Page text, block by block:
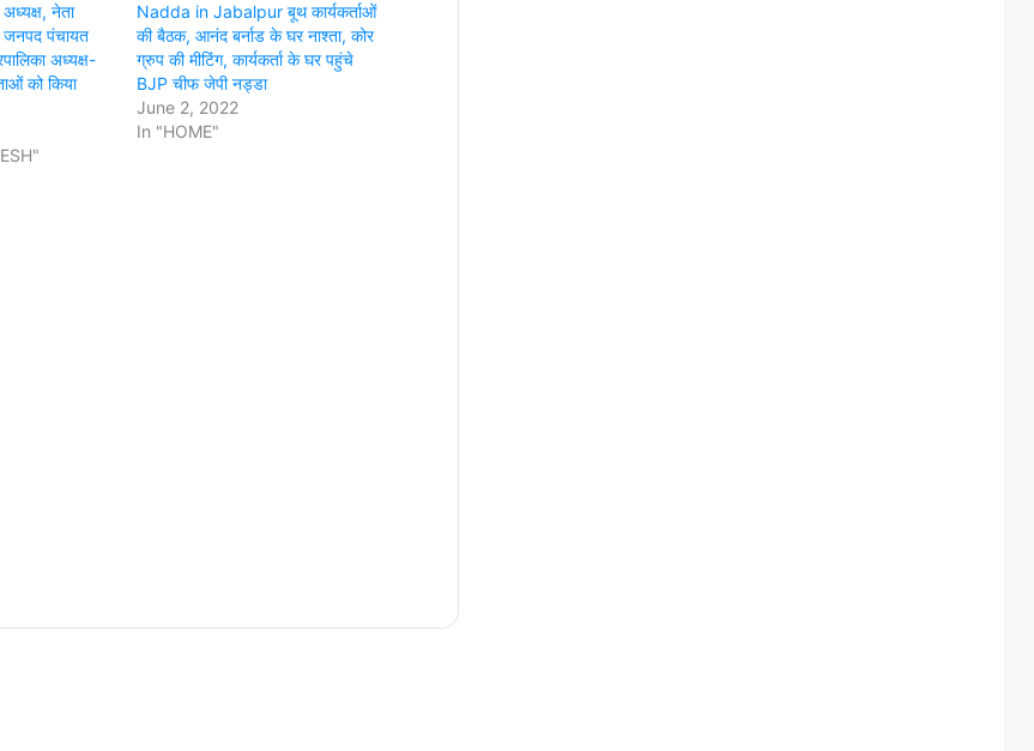
नेता
जनपद पंचायत
अध्यक्ष-
को किया
Nadda in Jabalpur बूथ कार्यकर्ताओं
की बैठक, आनंद बर्नाड के घर नाश्ता, कोर
ग्रुप की मीटिंग, कार्यकर्ता के घर पहुंचे
BJP चीफ जेपी नड्डा
June 2, 2022
In "HOME"